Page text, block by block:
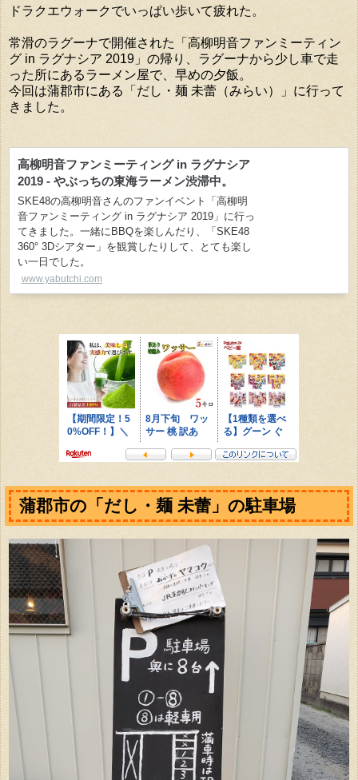
ドラクエウォークでいっぱい歩いて疲れた。
常滑のラグーナで開催された「高柳明音ファンミーティン
グ in ラグナシア 2019」の帰り、ラグーナから少し車で走
った所にあるラーメン屋で、早めの夕飯。
今回は蒲郡市にある「だし・麺 未蕾（みらい）」に行って
きました。
高柳明音ファンミーティング in ラグナシア
2019 - やぶっちの東海ラーメン渋滞中。
SKE48の高柳明音さんのファンイベント「高柳明
音ファンミーティング in ラグナシア 2019」に行っ
てきました。一緒にBBQを楽しんだり、「SKE48
360° 3Dシアター」を観賞したりして、とても楽し
い一日でした。
www.yabutchi.com
蒲郡市の「だし・麺 未蕾」の駐車場